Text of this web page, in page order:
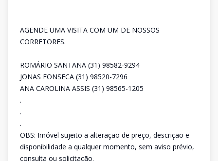
AGENDE UMA VISITA COM UM DE NOSSOS
CORRETORES.
ROMÁRIO SANTANA (31) 98582-9294
JONAS FONSECA (31) 98520-7296
ANA CAROLINA ASSIS (31) 98565-1205
.
.
.
OBS: Imóvel sujeito a alteração de preço, descrição e
disponibilidade a qualquer momento, sem aviso prévio,
consulta ou solicitação.